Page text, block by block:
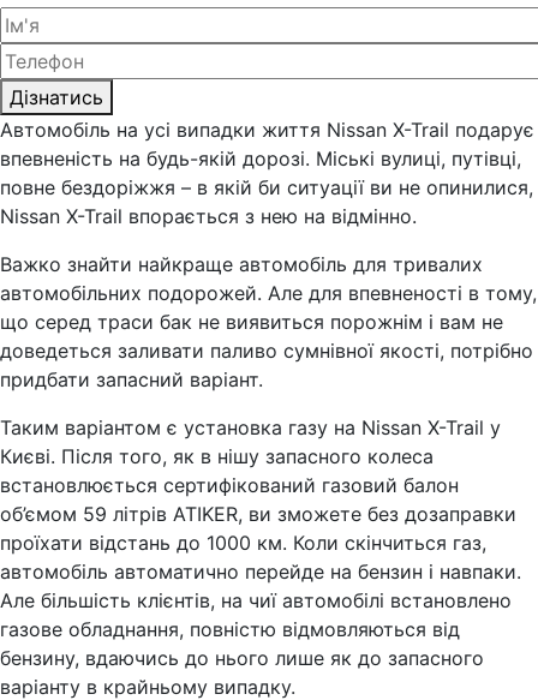
Дізнатись
Автомобіль на усі випадки життя Nissan X-Trail подарує
впевненість на будь-якій дорозі. Міські вулиці, путівці,
повне бездоріжжя – в якій би ситуації ви не опинилися,
Nissan X-Trail впорається з нею на відмінно.
Важко знайти найкраще автомобіль для тривалих
автомобільних подорожей. Але для впевненості в тому,
що серед траси бак не виявиться порожнім і вам не
доведеться заливати паливо сумнівної якості, потрібно
придбати запасний варіант.
Таким варіантом є установка газу на Nissan X-Trail у
Києві. Після того, як в нішу запасного колеса
встановлюється сертифікований газовий балон
об’ємом 59 літрів ATIKER, ви зможете без дозаправки
проїхати відстань до 1000 км. Коли скінчиться газ,
автомобіль автоматично перейде на бензин і навпаки.
Але більшість клієнтів, на чиї автомобілі встановлено
газове обладнання, повністю відмовляються від
бензину, вдаючись до нього лише як до запасного
варіанту в крайньому випадку.